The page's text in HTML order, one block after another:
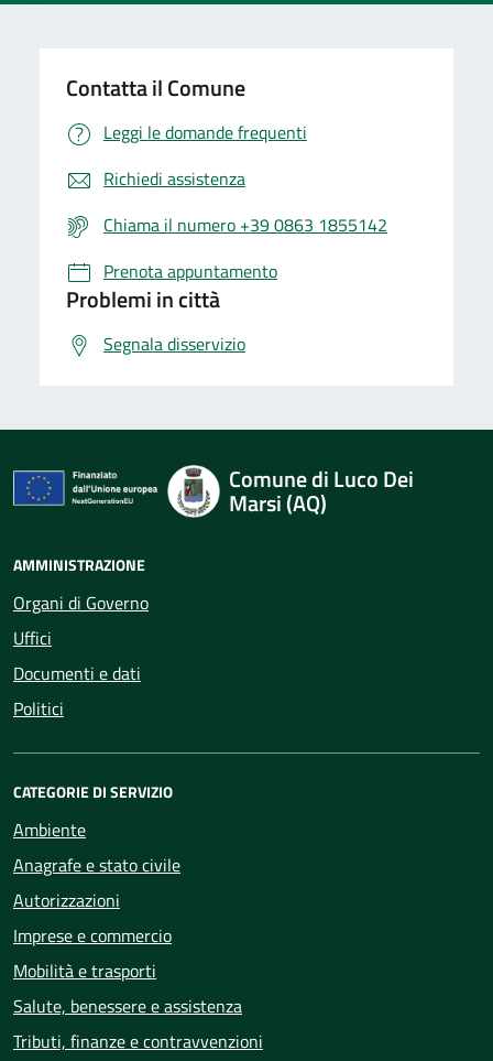
Contatta il Comune
Leggi le domande frequenti
Richiedi assistenza
Chiama il numero +39 0863 1855142
Prenota appuntamento
Problemi in città
Segnala disservizio
Comune di Luco Dei
Marsi (AQ)
AMMINISTRAZIONE
Organi di Governo
Uffici
Documenti e dati
Politici
CATEGORIE DI SERVIZIO
Ambiente
Anagrafe e stato civile
Autorizzazioni
Imprese e commercio
Mobilità e trasporti
Salute, benessere e assistenza
Tributi, finanze e contravvenzioni